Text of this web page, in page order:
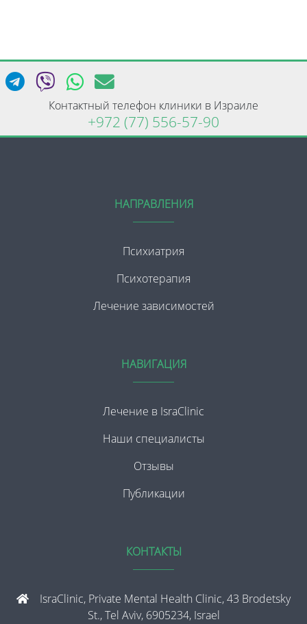
Контактный телефон клиники в Израиле
+972 (77) 556-57-90
НАПРАВЛЕНИЯ
Психиатрия
Психотерапия
Лечение зависимостей
НАВИГАЦИЯ
Лечение в IsraClinic
Наши специалисты
Отзывы
Публикации
КОНТАКТЫ
IsraClinic, Private Mental Health Clinic, 43 Brodetsky
St., Tel Aviv, 6905234, Israel